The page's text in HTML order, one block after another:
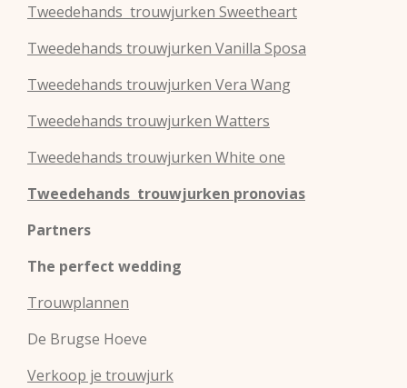
Tweedehands trouwjurken Sweetheart
Tweedehands trouwjurken Vanilla Sposa
Tweedehands trouwjurken Vera Wang
Tweedehands trouwjurken Watters
Tweedehands trouwjurken White one
Tweedehands trouwjurken pronovias
Partners
The perfect wedding
Trouwplannen
De Brugse Hoeve
Verkoop je trouwjurk